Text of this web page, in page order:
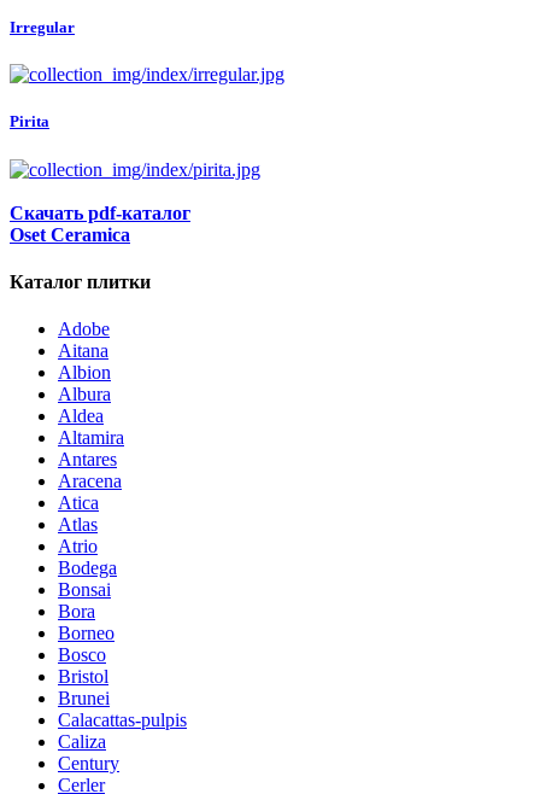
Irregular
Pirita
Скачать pdf-каталог
Oset Ceramica
Каталог плитки
Adobe
Aitana
Albion
Albura
Aldea
Altamira
Antares
Aracena
Atica
Atlas
Atrio
Bodega
Bonsai
Bora
Borneo
Bosco
Bristol
Brunei
Calacattas-pulpis
Caliza
Century
Cerler